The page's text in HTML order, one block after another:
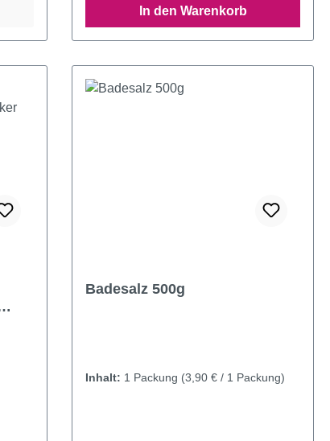
In den Warenkorb
Badesalz 500g
Inhalt: 1 Packung (3,90 € / 1 Packung)